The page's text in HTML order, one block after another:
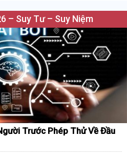
– Suy Tư – Suy Niệm
Trước Phép Thử Về Đầu